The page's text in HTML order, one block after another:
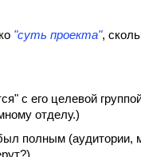
"суть проекта",
с его целевой
отделу.)
полным (аудитории,